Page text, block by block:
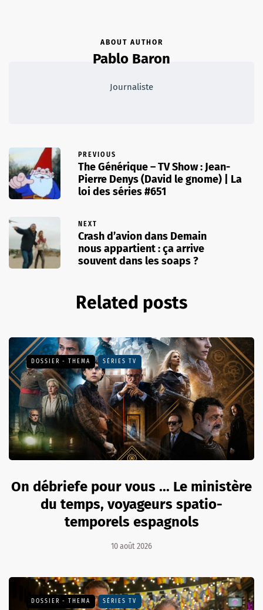
ABOUT AUTHOR
Pablo Baron
Journaliste
PREVIOUS
The Générique – TV Show : Jean-
Pierre Denys (David le gnome) | La
loi des séries #651
NEXT
Crash d’avion dans Demain
nous appartient : ça arrive
souvent dans les soaps ?
Related posts
DOSSIER - THEMA SÉRIES TV
On débriefe pour vous ... Le ministère
du temps, voyageurs spatio-
temporels espagnols
10 août 2026
DOSSIER - THEMA SÉRIES TV